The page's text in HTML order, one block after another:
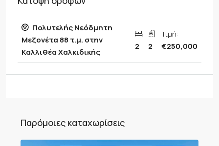
Πολυτελής Νεόδμητη
Μεζονέτα 88 τ.μ. στην
Καλλιθέα Χαλκιδικής
2 2
Τιμή:
€250,000
Παρόμοιες καταχωρίσεις